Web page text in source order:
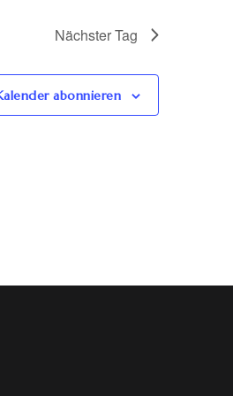
Nächster Tag
abonnieren